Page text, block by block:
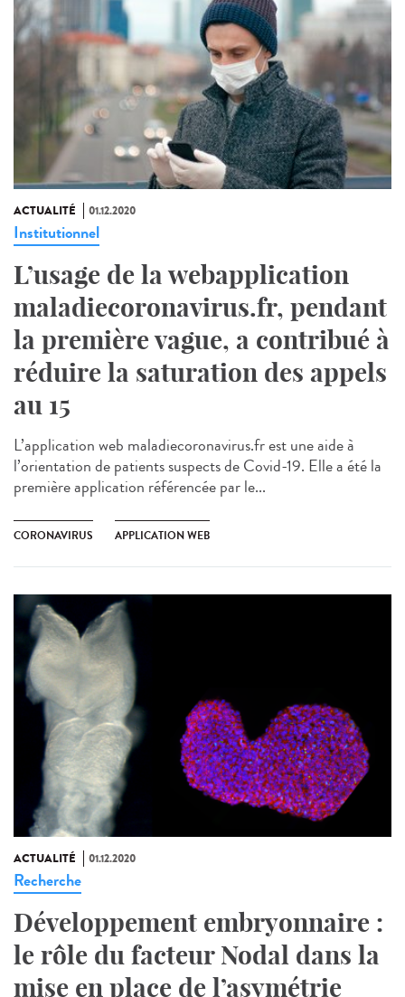
ACTUALITÉ 01.12.2020
Institutionnel
L’usage de la webapplication
maladiecoronavirus.fr, pendant
la première vague, a contribué à
réduire la saturation des appels
au 15
L’application web maladiecoronavirus.fr est une aide à
l’orientation de patients suspects de Covid-19. Elle a été la
première application référencée par le...
CORONAVIRUS APPLICATION WEB
ACTUALITÉ 01.12.2020
Recherche
Développement embryonnaire :
le rôle du facteur Nodal dans la
mise en place de l’asymétrie